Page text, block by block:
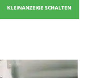
KLEINANZEIGE SCHALTEN